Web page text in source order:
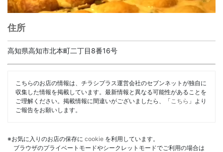
住所
高知県高知市北本町二丁目8番16号
こちらのお店の情報は、チラシプラス運営会社のセブンネットが独自に
収集した情報を掲載しています。最新情報と異なる可能性があることを
ご理解ください。掲載情報に間違いがございましたら、「 こちら 」より
ご報告をお願いします。
※お気に入りのお店の保存に cookie を利用しています。
ブラウザのプライベートモードやシークレットモードでご利用の場合は